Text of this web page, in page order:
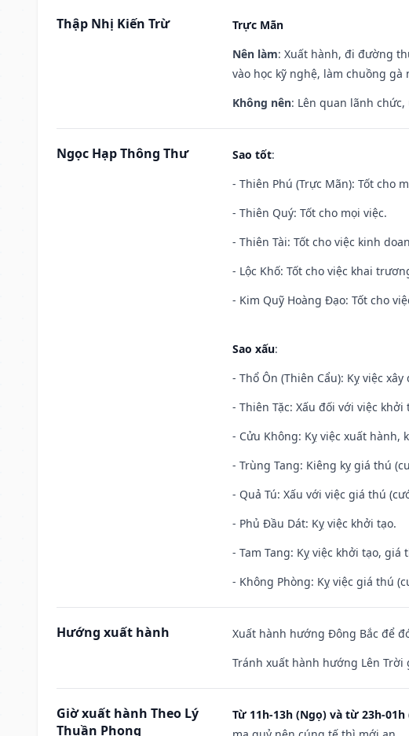
Thập Nhị Kiến Trừ
Trực Mãn
Nên làm: Xuất hành, đi đường
vào học kỹ nghệ, làm chuồng gà
Không nên: Lên quan lãnh
Ngọc Hạp Thông Thư Sao tốt:
- Thiên Phú (Trực Mãn): Tốt cho
- Thiên Quý: Tốt cho mọi việc.
- Thiên Tài: Tốt cho việc kinh
- Lộc Khố: Tốt cho việc khai
- Kim Quỹ Hoàng Đạo: Tốt cho
Sao xấu:
- Thổ Ôn (Thiên Cẩu): Kỵ việc
- Thiên Tặc: Xấu đối với việc
- Cửu Không: Kỵ việc xuất
- Trùng Tang: Kiêng kỵ giá thú
- Quả Tú: Xấu với việc giá thú
- Phủ Đầu Dát: Kỵ việc khởi tạo.
- Tam Tang: Kỵ việc khởi tạo, giá
- Không Phòng: Kỵ việc giá thú
Hướng xuất hành
Xuất hành hướng Đông Bắc để
Tránh xuất hành hướng Lên Trời
Giờ xuất hành Theo Lý
Thuần Phong
Từ 11h-13h (Ngọ) và từ 23h-01h